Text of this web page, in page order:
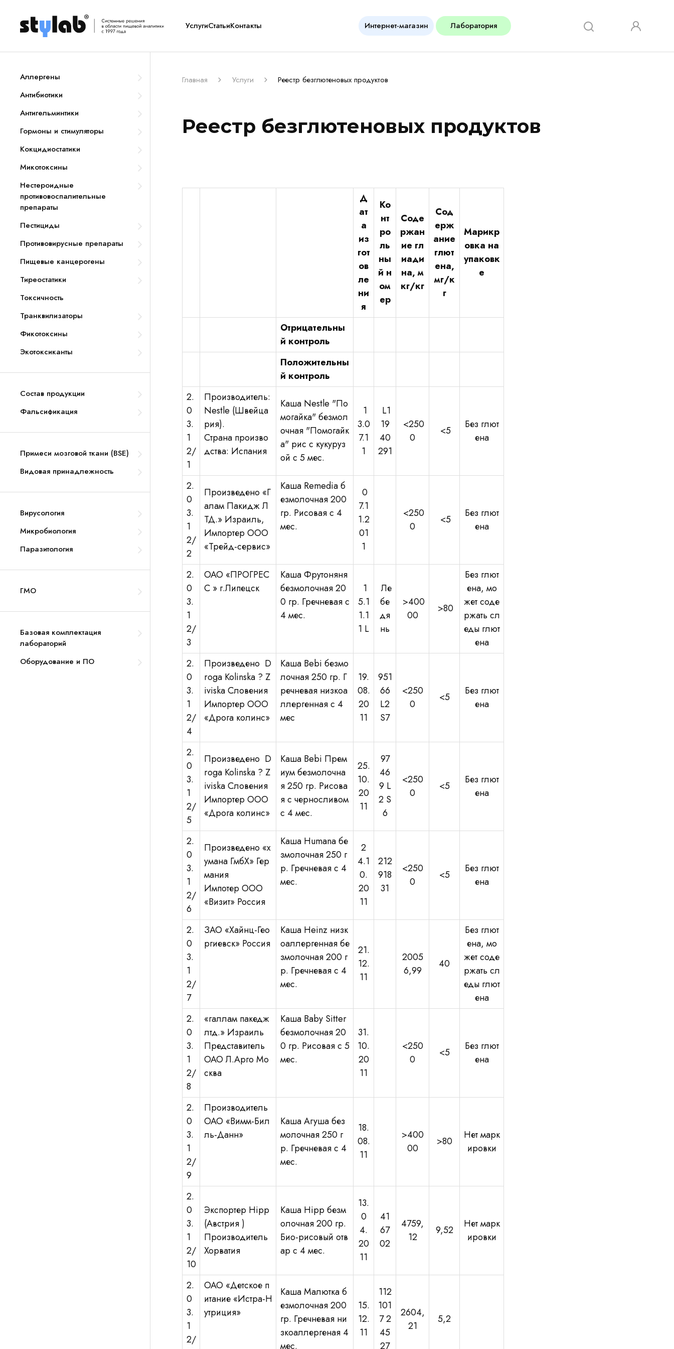
УслугиСтатьиКонтакты Интернет-магазин Лаборатория
Аллергены
Антибиотики
Антигельминтики
Гормоны и стимуляторы
Кокцидиостатики
Микотоксины
Нестероидные
противовоспалительные
препараты
Пестициды
Противовирусные препараты
Пищевые канцерогены
Тиреостатики
Токсичность
Транквилизаторы
Фикотоксины
Экотоксиканты
Состав продукции
Фальсификация
Примеси мозговой ткани (BSE)
Видовая принадлежность
Вирусология
Микробиология
Паразитология
ГМО
Базовая комплектация
лабораторий
Оборудование и ПО
Главная Услуги Реестр безглютеновых продуктов
Реестр безглютеновых продуктов
Д
ат
а
из
гот
ов
ле
ни
я
Ко
нт
ро
ль
ны
й н
ом
ер
Соде
ржан
ие гл
иади
на, м
кг/кг
Сод
ерж
ание
глют
ена,
мг/к
г
Марикр
овка на
упаковк
е
Отрицательны
й контроль
Положительны
й контроль
2.
0
3.
1
2/
1
Производитель:
Nestle (Швейца
рия).
Страна произво
дства: Испания
Каша Nestle "По
могайка" безмол
очная "Помогайк
а" рис с кукуруз
ой с 5 мес.
1
3.0
7.1
1
L1
19
40
291
<250
0
<5
Без глют
ена
2.
0
3.
1
2/
2
Произведено «Г
алам Пакидж Л
ТД.» Израиль,
Импортер ООО
«Трейд-сервис»
Каша Remedia б
езмолочная 200
гр. Рисовая с 4
мес.
0
7.1
1.2
01
1
<250
0
<5
Без глют
ена
2.
0
3.
1
2/
3
ОАО «ПРОГРЕС
С » г.Липецск
Каша Фрутоняня
безмолочная 20
0 гр. Гречневая с
4 мес.
1
5.1
1.1
1 L
Ле
бе
дя
нь
>400
00
>80
Без глют
ена, мо
жет соде
ржать сл
еды глют
ена
2.
0
3.
1
2/
4
Произведено D
roga Kolinska ? Z
iviska Словения
Импортер ООО
«Дрога колинс»
Каша Bebi безмо
лочная 250 гр. Г
речневая низкоа
ллергенная с 4
мес
19.
08.
20
11
951
66
L2
S7
<250
0
<5
Без глют
ена
2.
0
3.
1
2/
5
Произведено D
roga Kolinska ? Z
iviska Словения
Импортер ООО
«Дрога колинс»
Каша Bebi Прем
иум безмолочна
я 250 гр. Рисова
я с черносливом
с 4 мес.
25.
10.
20
11
97
46
9 L
2 S
6
<250
0
<5
Без глют
ена
2.
0
3.
1
2/
6
Произведено «х
умана ГмбХ» Гер
мания
Импотер ООО
«Визит» Россия
Каша Humana бе
змолочная 250 г
р. Гречневая с 4
мес.
2
4.1
0.
20
11
212
918
31
<250
0
<5
Без глют
ена
2.
0
3.
1
2/
7
ЗАО «Хайнц-Гео
ргиевск» Россия
Каша Heinz низк
оаллергенная бе
змолочная 200 г
р. Гречневая с 4
мес.
21.
12.
11
2005
6,99
40
Без глют
ена, мо
жет соде
ржать сл
еды глют
ена
2.
0
3.
1
2/
8
«галлам пакедж
лтд.» Израиль
Представитель
ОАО Л.Арго Мо
сква
Каша Baby Sitter
безмолочная 20
0 гр. Рисовая с 5
мес.
31.
10.
20
11
<250
0
<5
Без глют
ена
2.
0
3.
1
2/
9
Производитель
ОАО «Вимм-Бил
ль-Данн»
Каша Агуша без
молочная 250 г
р. Гречневая с 4
мес.
18.
08.
11
>400
00
>80
Нет марк
ировки
2.
0
3.
1
2/
10
Экспортер Hipp
(Австрия )
Производитель
Хорватия
Каша Hipp безм
олочная 200 гр.
Био-рисовый отв
ар с 4 мес.
13.
0
4.
20
11
41
67
02
4759,
12
9,52
Нет марк
ировки
2.
0
3.
1
2/
ОАО «Детское п
итание «Истра-Н
утриция»
Каша Малютка б
езмолочная 200
гр. Гречневая ни
зкоаллергеная 4
мес.
15.
12.
11
112
101
7 2
45
27
2604,
21
5,2